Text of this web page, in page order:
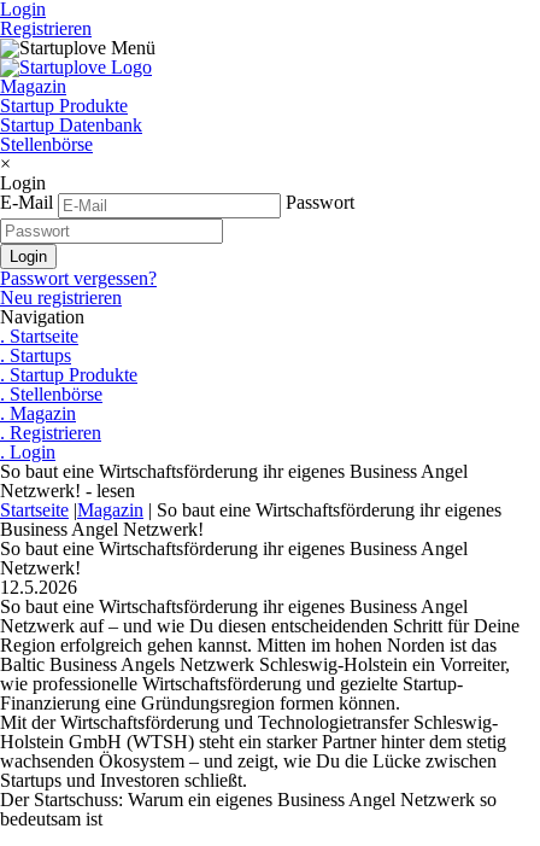
Login
Registrieren
Magazin
Startup Produkte
Startup Datenbank
Stellenbörse
×
Login
E-Mail
Passwort
Passwort vergessen?
Neu registrieren
Navigation
. Startseite
. Startups
. Startup Produkte
. Stellenbörse
. Magazin
. Registrieren
. Login
So baut eine Wirtschaftsförderung ihr eigenes Business Angel
Netzwerk! - lesen
Startseite |Magazin | So baut eine Wirtschaftsförderung ihr eigenes
Business Angel Netzwerk!
So baut eine Wirtschaftsförderung ihr eigenes Business Angel
Netzwerk!
12.5.2026
So baut eine Wirtschaftsförderung ihr eigenes Business Angel
Netzwerk auf – und wie Du diesen entscheidenden Schritt für Deine
Region erfolgreich gehen kannst. Mitten im hohen Norden ist das
Baltic Business Angels Netzwerk Schleswig-Holstein ein Vorreiter,
wie professionelle Wirtschaftsförderung und gezielte Startup-
Finanzierung eine Gründungsregion formen können.
Mit der Wirtschaftsförderung und Technologietransfer Schleswig-
Holstein GmbH (WTSH) steht ein starker Partner hinter dem stetig
wachsenden Ökosystem – und zeigt, wie Du die Lücke zwischen
Startups und Investoren schließt.
Der Startschuss: Warum ein eigenes Business Angel Netzwerk so
bedeutsam ist